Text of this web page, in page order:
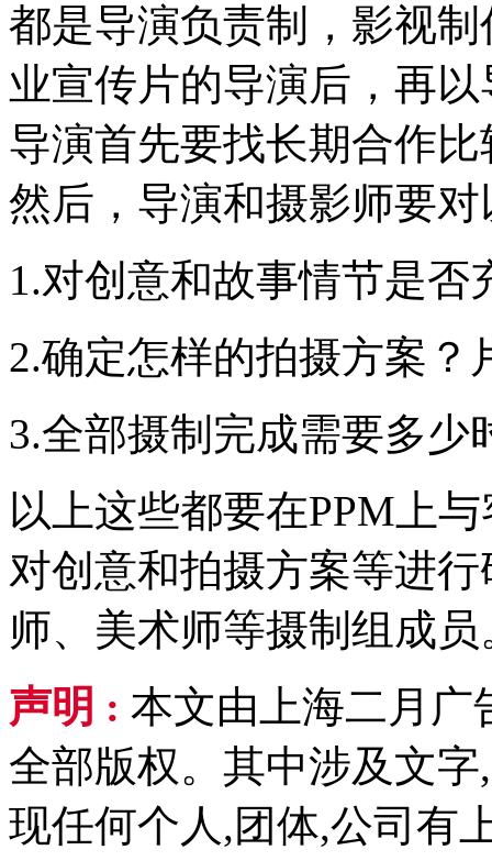
都是导演负责制，影视
业宣传片的导演后，再
导演首先要找长期合作
然后，导演和摄影师要
1.对创意和故事情节是否
2.确定怎样的拍摄方案？
3.全部摄制完成需要多少
以上这些都要在PPM上
对创意和拍摄方案等进
师、美术师等摄制组成员
声明 : 本文由上海二月广
全部版权。其中涉及文
现任何个人,团体,公司有